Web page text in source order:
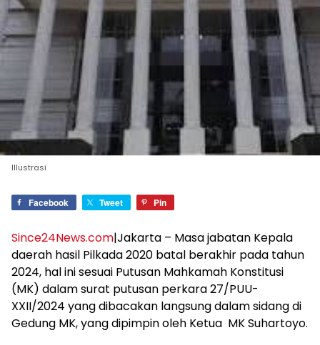
Illustrasi
Facebook Tweet Pin
Since24News.com|Jakarta – Masa jabatan Kepala
daerah hasil Pilkada 2020 batal berakhir pada tahun
2024, hal ini sesuai Putusan Mahkamah Konstitusi
(MK) dalam surat putusan perkara 27/PUU-
XXII/2024 yang dibacakan langsung dalam sidang di
Gedung MK, yang dipimpin oleh Ketua MK Suhartoyo.